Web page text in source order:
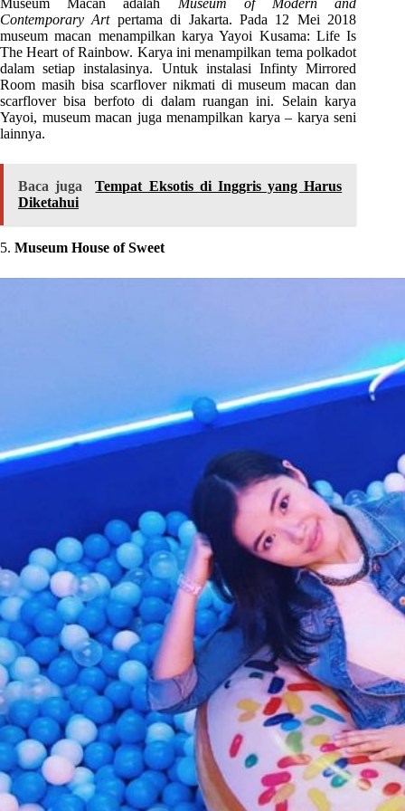
Contemporary Art pertama di Jakarta. Pada 12 Mei 2018
museum macan menampilkan karya Yayoi Kusama: Life Is
The Heart of Rainbow. Karya ini menampilkan tema polkadot
dalam setiap instalasinya. Untuk instalasi Infinty Mirrored
Room masih bisa scarflover nikmati di museum macan dan
scarflover bisa berfoto di dalam ruangan ini. Selain karya
Yayoi, museum macan juga menampilkan karya – karya seni
lainnya.
Baca juga
Tempat Eksotis di Inggris yang Harus
Diketahui
5. Museum House of Sweet